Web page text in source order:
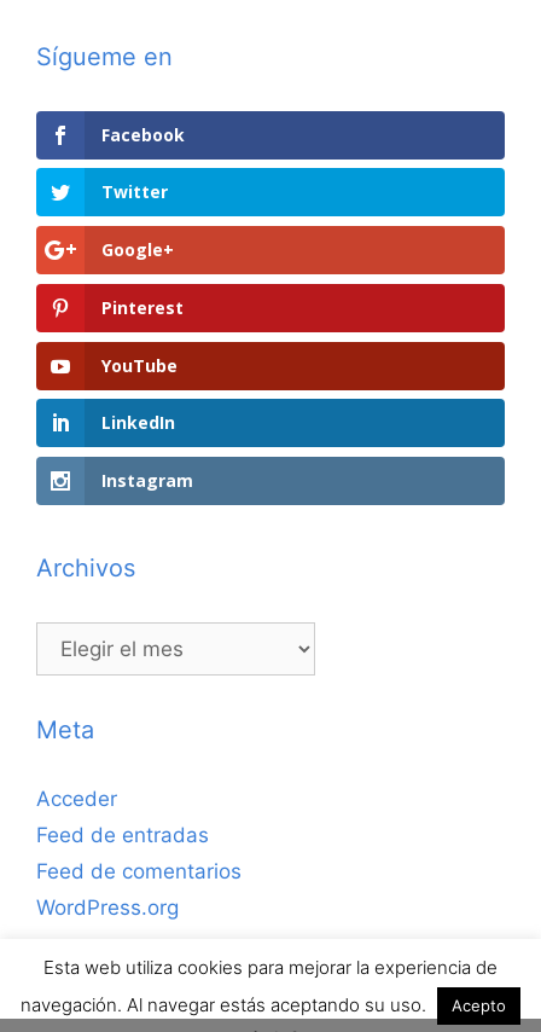
Sígueme en
Facebook
Twitter
Google+
Pinterest
YouTube
LinkedIn
Instagram
Archivos
Archivos
Meta
Acceder
Feed de entradas
Feed de comentarios
WordPress.org
Copyrihgt © 2026 ejerciciosdefutbolsala.com por José
Esta web utiliza cookies para mejorar la experiencia de
navegación. Al navegar estás aceptando su uso.
Acepto